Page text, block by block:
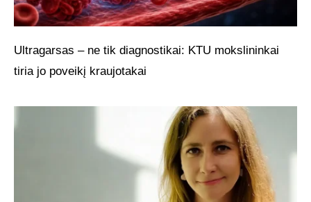
Ultragarsas – ne tik diagnostikai: KTU mokslininkai
tiria jo poveikį kraujotakai